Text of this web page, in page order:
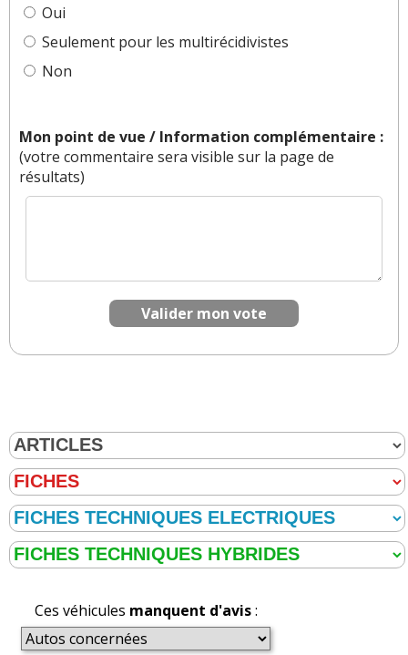
Oui
Seulement pour les multirécidivistes
Non
Mon point de vue / Information complémentaire :
(votre commentaire sera visible sur la page de
résultats)
Valider mon vote
Ces véhicules manquent d'avis: